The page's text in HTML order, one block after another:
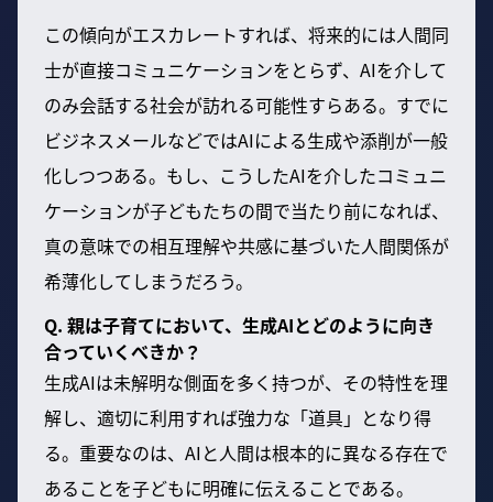
この傾向がエスカレートすれば、将来的には人間同
士が直接コミュニケーションをとらず、AIを介して
のみ会話する社会が訪れる可能性すらある。すでに
ビジネスメールなどではAIによる生成や添削が一般
化しつつある。もし、こうしたAIを介したコミュニ
ケーションが子どもたちの間で当たり前になれば、
真の意味での相互理解や共感に基づいた人間関係が
希薄化してしまうだろう。
Q. 親は子育てにおいて、生成AIとどのように向き
合っていくべきか？
生成AIは未解明な側面を多く持つが、その特性を理
解し、適切に利用すれば強力な「道具」となり得
る。重要なのは、AIと人間は根本的に異なる存在で
あることを子どもに明確に伝えることである。